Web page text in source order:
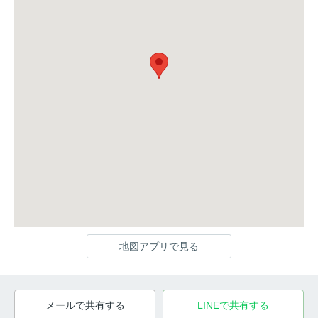
地図アプリで見る
メールで共有する LINEで共有する